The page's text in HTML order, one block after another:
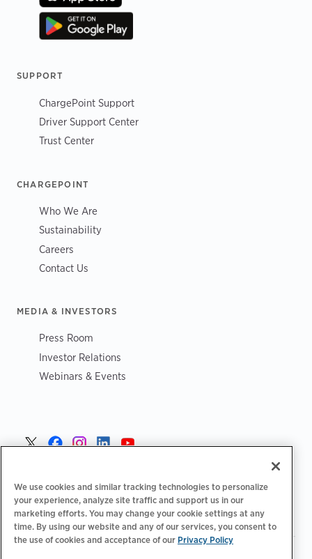
SUPPORT
ChargePoint Support
Driver Support Center
Trust Center
CHARGEPOINT
Who We Are
Sustainability
Careers
Contact Us
MEDIA & INVESTORS
Press Room
Investor Relations
Webinars & Events
Sverige >
We use cookies and similar tracking technologies to personalize
your experience, analyze site traffic and support us in our
marketing efforts. You may change your cookie settings at any
time. By using our website and any of our services, you consent to
the use of cookies and acceptance of our Privacy Policy